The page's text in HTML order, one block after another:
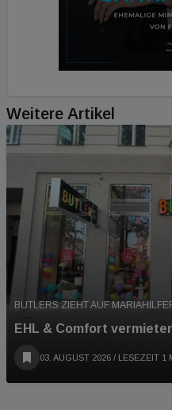
Weitere Artikel
BUTLERS ZIEHT AUF
EHL & Comfort
03. AUGUST 2026 / LESEZEIT 1